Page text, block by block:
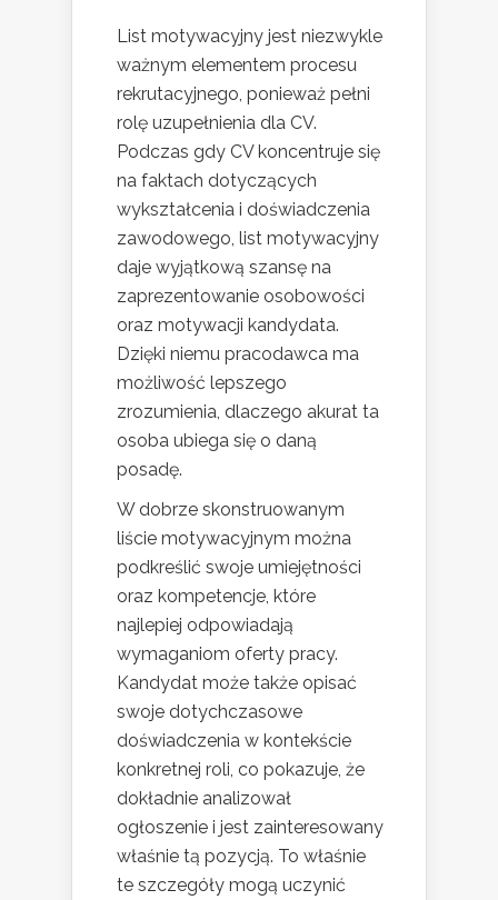
List motywacyjny jest niezwykle
ważnym elementem procesu
rekrutacyjnego, ponieważ pełni
rolę uzupełnienia dla CV.
Podczas gdy CV koncentruje się
na faktach dotyczących
wykształcenia i doświadczenia
zawodowego, list motywacyjny
daje wyjątkową szansę na
zaprezentowanie osobowości
oraz motywacji kandydata.
Dzięki niemu pracodawca ma
możliwość lepszego
zrozumienia, dlaczego akurat ta
osoba ubiega się o daną
posadę.
W dobrze skonstruowanym
liście motywacyjnym można
podkreślić swoje umiejętności
oraz kompetencje, które
najlepiej odpowiadają
wymaganiom oferty pracy.
Kandydat może także opisać
swoje dotychczasowe
doświadczenia w kontekście
konkretnej roli, co pokazuje, że
dokładnie analizował
ogłoszenie i jest zainteresowany
właśnie tą pozycją. To właśnie
te szczegóły mogą uczynić